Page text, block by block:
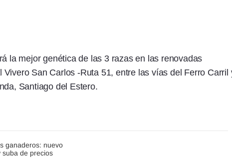
la mejor genética de las 3 razas en las renovadas
Vivero San Carlos -Ruta 51, entre las vías del Ferro Carril
Santiago del Estero.
ganaderos: nuevo
suba de precios